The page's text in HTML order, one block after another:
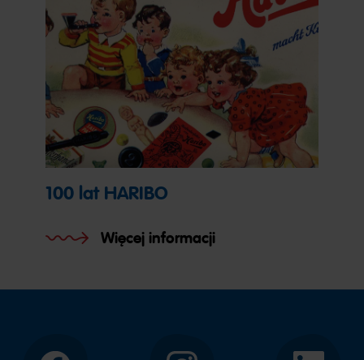
100 lat HARIBO
Więcej informacji